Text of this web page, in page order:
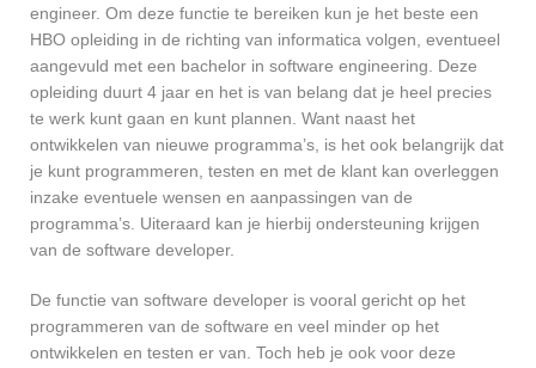
engineer. Om deze functie te bereiken kun je het beste een
HBO opleiding in de richting van informatica volgen, eventueel
aangevuld met een bachelor in software engineering. Deze
opleiding duurt 4 jaar en het is van belang dat je heel precies
te werk kunt gaan en kunt plannen. Want naast het
ontwikkelen van nieuwe programma’s, is het ook belangrijk dat
je kunt programmeren, testen en met de klant kan overleggen
inzake eventuele wensen en aanpassingen van de
programma’s. Uiteraard kan je hierbij ondersteuning krijgen
van de software developer.
De functie van software developer is vooral gericht op het
programmeren van de software en veel minder op het
ontwikkelen en testen er van. Toch heb je ook voor deze